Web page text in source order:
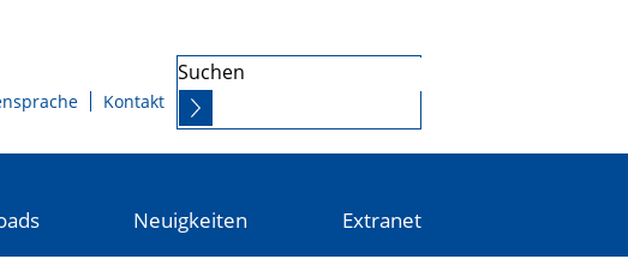
Kontakt
Suchen
Neuigkeiten Extranet